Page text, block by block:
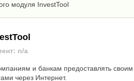
модуля InvestTool
n/a
и банкам предоставлять своим
через Интернет.